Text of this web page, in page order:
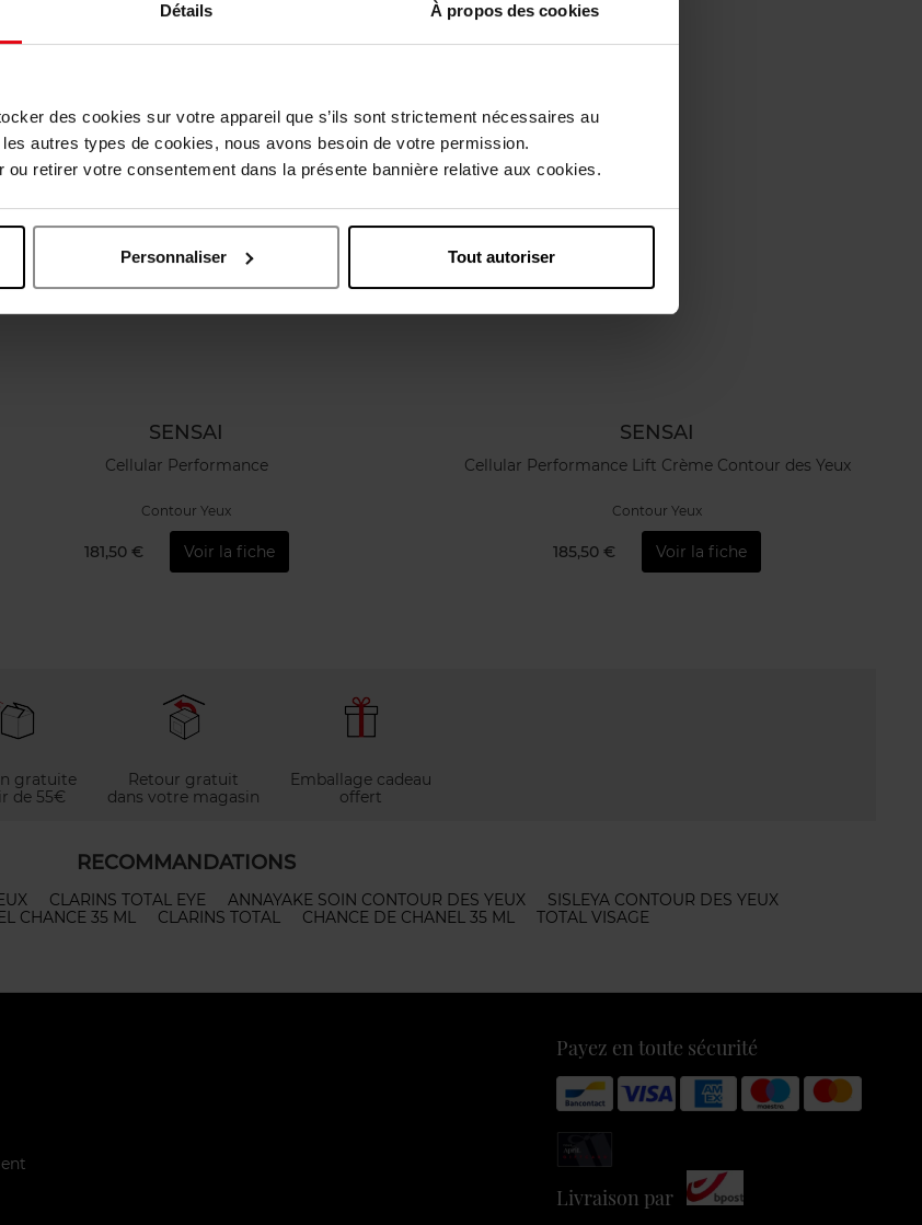
Détails À propos des cookies
des cookies sur votre appareil que s’ils sont strictement nécessaires au
autres types de cookies, nous avons besoin de votre permission.
retirer votre consentement dans la présente bannière relative aux cookies.
Personnaliser Tout autoriser
Vous aimerez peut-être
SENSAI
Cellular Performance
Contour Yeux
181,50 € Voir la fiche
SENSAI
Cellular Performance Lift Crème Contour des Yeux
Contour Yeux
185,50 € Voir la fiche
gratuite
de 55€
Retour gratuit
dans votre magasin
Emballage cadeau
offert
RECOMMANDATIONS
CLARINS TOTAL EYE ANNAYAKE SOIN CONTOUR DES YEUX
SISLEYA CONTOUR DES YEUX
CHANCE 35 ML CLARINS TOTAL CHANCE DE CHANEL 35 ML TOTAL VISAGE
Payez en toute sécurité
Livraison par